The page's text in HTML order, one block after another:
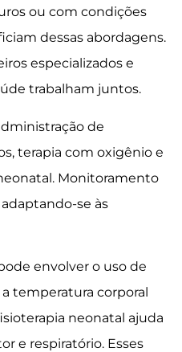
ou com condições
dessas abordagens.
especializados e
trabalham juntos.
de
terapia com oxigênio e
Monitoramento
se às
envolver o uso de
temperatura corporal
neonatal ajuda
e respiratório. Esses